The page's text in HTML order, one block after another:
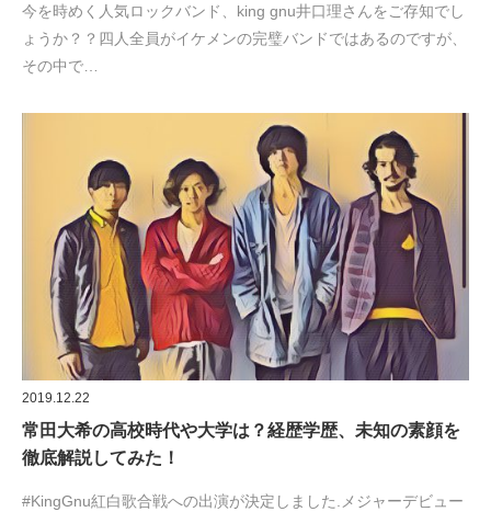
今を時めく人気ロックバンド、king gnu井口理さんをご存知でし
ょうか？？四人全員がイケメンの完璧バンドではあるのですが、
その中で…
2019.12.22
常田大希の高校時代や大学は？経歴学歴、未知の素顔を
徹底解説してみた！
#KingGnuㅤ紅白歌合戦への出演が決定しました.メジャーデビュー